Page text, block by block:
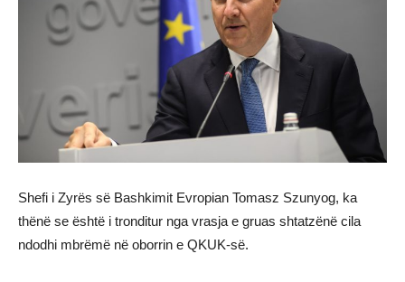
Shefi i Zyrës së Bashkimit Evropian Tomasz Szunyog, ka
thënë se është i tronditur nga vrasja e gruas shtatzënë cila
ndodhi mbrëmë në oborrin e QKUK-së.